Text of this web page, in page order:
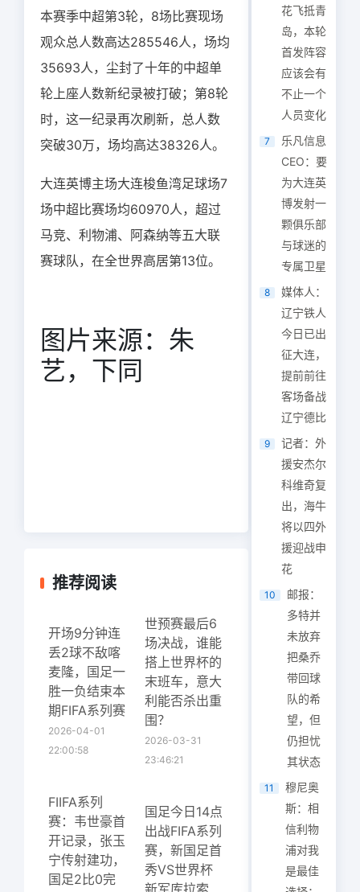
本赛季中超第3轮，8场比赛现场
观众总人数高达285546人，场均
35693人，尘封了十年的中超单
轮上座人数新纪录被打破；第8轮
时，这一纪录再次刷新，总人数
突破30万，场均高达38326人。
大连英博主场大连梭鱼湾足球场7
场中超比赛场均60970人，超过
马竞、利物浦、阿森纳等五大联
赛球队，在全世界高居第13位。
图片来源：朱
艺，下同
推荐阅读
开场9分钟连
丢2球不敌喀
麦隆，国足一
胜一负结束本
期FIFA系列赛
2026-04-01
22:00:58
世预赛最后6
场决战，谁能
搭上世界杯的
末班车，意大
利能否杀出重
围？
2026-03-31
23:46:21
FIIFA系列
赛：韦世豪首
开记录，张玉
宁传射建功，
国足2比0完
国足今日14点
出战FIFA系列
赛，新国足首
秀VS世界杯
新军库拉索
花飞抵青
岛，本轮
首发阵容
应该会有
不止一个
人员变化
7
乐凡信息
CEO：要
为大连英
博发射一
颗俱乐部
与球迷的
专属卫星
8
媒体人：
辽宁铁人
今日已出
征大连，
提前前往
客场备战
辽宁德比
9
记者：外
援安杰尔
科维奇复
出，海牛
将以四外
援迎战申
花
10
邮报：
多特并
未放弃
把桑乔
带回球
队的希
望，但
仍担忧
其状态
11
穆尼奥
斯：相
信利物
浦对我
是最佳